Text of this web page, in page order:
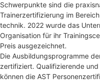
Schwerpunkte sind die
Trainerzertifizierung im
technik. 2022 wurde das
Organisation für ihr
Preis ausgezeichnet.
Die Ausbildungsprogramme
zertifiziert. Qualifizierende
können die AST